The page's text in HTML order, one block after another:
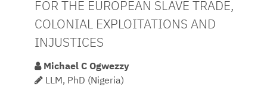
FOR THE EUROPEAN SLAVE TRADE,
COLONIAL EXPLOITATIONS AND
INJUSTICES
Michael C Ogwezzy
LLM, PhD (Nigeria)